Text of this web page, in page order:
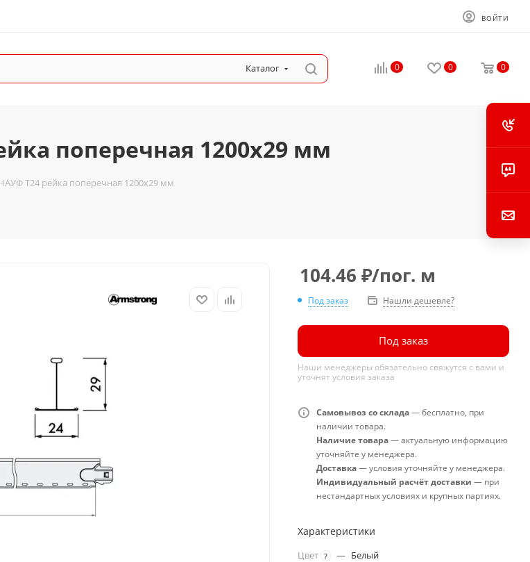
ВОЙТИ
Каталог 0 0 0
поперечная 1200x29 мм
Т24 рейка поперечная 1200x29 мм
104.46 ₽/пог. м
Под заказ Нашли дешевле?
Под заказ
Наши менеджеры обязательно свяжутся с вами и
уточнят условия заказа
Самовывоз со склада— бесплатно, при
наличии товара.
Наличие товара— актуальную информацию
уточняйте у менеджера.
Доставка— условия уточняйте у менеджера.
Индивидуальный расчёт доставки — при
нестандартных условиях и крупных партиях.
Характеристики
Цвет ? — Белый